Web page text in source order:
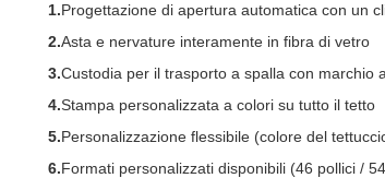
Progettazione di apertura automatica con un
Asta e nervature interamente in fibra di vetro
Custodia per il trasporto a spalla con marchio
Stampa personalizzata a colori su tutto il tetto
Personalizzazione flessibile (colore del
Formati personalizzati disponibili (46 pollici /